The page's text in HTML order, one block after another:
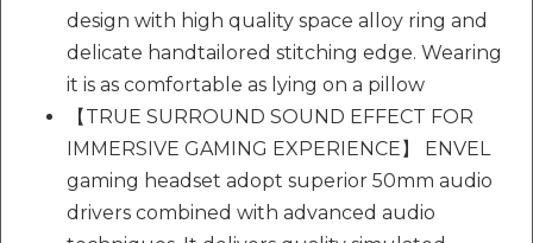
design with high quality space alloy ring and
delicate handtailored stitching edge. Wearing
it is as comfortable as lying on a pillow
【TRUE SURROUND SOUND EFFECT FOR
IMMERSIVE GAMING EXPERIENCE】 ENVEL
gaming headset adopt superior 50mm audio
drivers combined with advanced audio